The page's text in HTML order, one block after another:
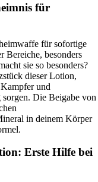
für
für sofortige
Bereiche, besonders
sie so besonders?
dieser Lotion,
und
Die Beigabe von
in deinem Körper
Erste Hilfe bei